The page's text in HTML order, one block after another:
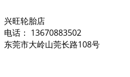
兴旺轮胎店
电话： 13670883502
东莞市大岭山莞长路108号